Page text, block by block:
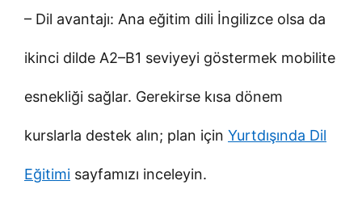
– Dil avantajı: Ana eğitim dili İngilizce olsa da
ikinci dilde A2–B1 seviyeyi göstermek mobilite
esnekliği sağlar. Gerekirse kısa dönem
kurslarla destek alın; plan için Yurtdışında Dil
Eğitimi sayfamızı inceleyin.